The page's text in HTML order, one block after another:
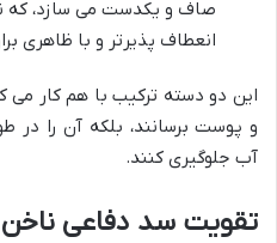
صاف و یکدست می سازد، که
انعطاف پذیرتر و با ظاهری
این دو دسته ترکیب با هم کار می
و پوست برسانند، بلکه آن را در
آب جلوگیری کنند.
تقویت سد دفاعی ناخن